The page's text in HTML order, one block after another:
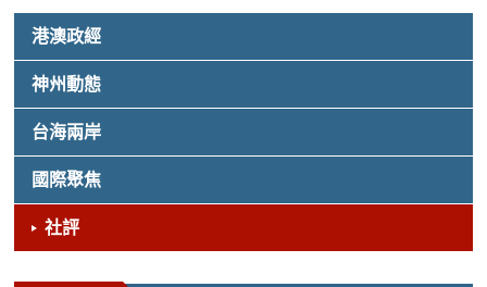
港澳政經
神州動態
台海兩岸
國際聚焦
社評